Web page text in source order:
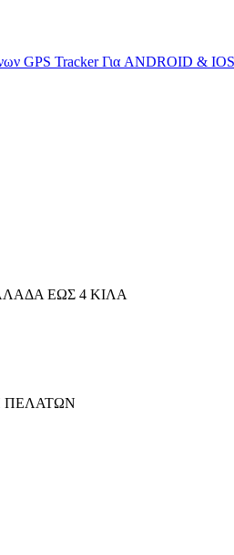
GPS Tracker Για ANDROID & IOS
ΕΩΣ 4 ΚΙΛΑ
ΠΕΛΑΤΩΝ